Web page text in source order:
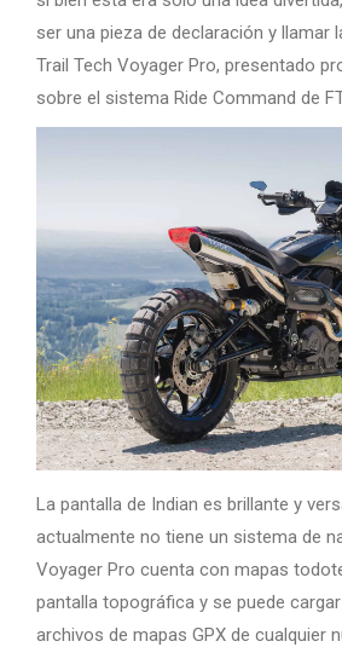
ser una pieza de declaración y llamar
Trail Tech Voyager Pro, presentado
sobre el sistema Ride Command de
La pantalla de Indian es brillante y
actualmente no tiene un sistema de
Voyager Pro cuenta con mapas
pantalla topográfica y se puede
archivos de mapas GPX de cualquier